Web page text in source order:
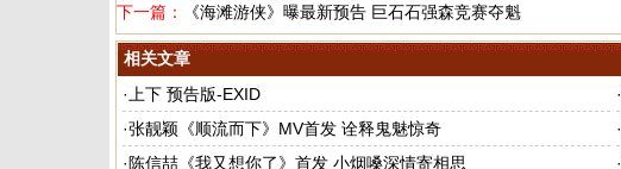
下一篇：
《海滩游侠》曝最新预告 巨石石强森竞赛夺魁
相关文章
· 上下 预告版-EXID ·
·张靓颖《顺流而下》MV首发 诠释鬼魅惊奇 ·
· 陈信喆《我又想你了》首发 小烟嗓深情寄相思 ·